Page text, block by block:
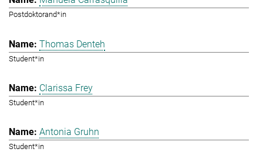
Postdoktorand*in
Thomas Denteh
Student*in
Clarissa Frey
Student*in
Antonia Gruhn
Student*in